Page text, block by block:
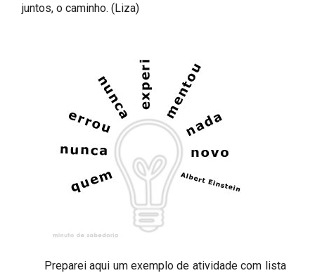
juntos, o caminho. (Liza)
Preparei aqui um exemplo de atividade com lista